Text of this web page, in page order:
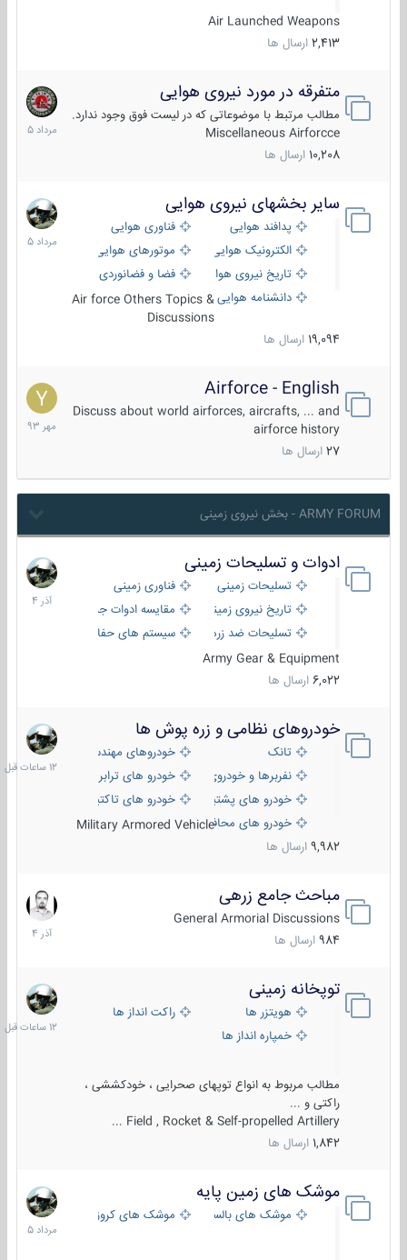
Air Launched Weapons
2,413 ارسال ها
متفرقه در مورد نیروی هوایی
مطالب مرتبط با موضوعاتی که در لیست فوق وجود ندارد.
Miscellaneous Airforcce
10,208 ارسال ها
7
مرداد
1405
سایر بخشهای نیروی هوایی
پدافند هوایی
فناوری هوایی
الکترونیک هوایی
موتورهای هوایی
تاریخ نیروی هوایی
فضا و فضانوردی
دانشنامه هواییAir force Others Topics &
Discussions
19,094 ارسال ها
2
مرداد
1405
Airforce - English
Discuss about world airforces, aircrafts, ... and
airforce history
27 ارسال ها
15
مهر
1393
ARMY FORUM - بخش نیروی زمینی
ادوات و تسلیحات زمینی
تسلیحات زمینی
فناوری زمینی
تاریخ نیروی زمینی
مقایسه ادوات جنگی
تسلیحات ضد زره
سیستم های حفاظت فعال
Army Gear & Equipment
6,022 ارسال ها
21
آذر
1404
خودروهای نظامی و زره پوش ها
تانک
خودروهای مهندسی
نفربرها و خودروی های رزمی پیاده نظام
خودرو های ترابری نظامی
خودرو های پشتیبانی آتش ، شناسایی و ضد تانک
خودرو های تاکتیکی نظامی
خودرو های محافظت شدهMilitary Armored Vehicle
9,982 ارسال ها
12
ساعات
قبل
مباحث جامع زرهی
General Armorial Discussions
984 ارسال ها
7
آذر
1404
توپخانه زمینی
هویتزر ها
راکت انداز ها
خمپاره انداز ها
مطالب مربوط به انواع توپهای صحرایی ، خودکششی ،
راکتی و ...
Field , Rocket & Self-propelled Artillery ...
1,842 ارسال ها
12
ساعات
قبل
موشک های زمین پایه
موشک های بالستیک موشک های کروز
2
مرداد
1405